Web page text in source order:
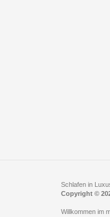
Schlafen in
Copyright ©
Willkommen im